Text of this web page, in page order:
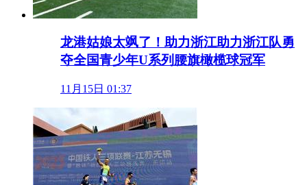
龙港姑娘太飒了！助力浙江助力浙江队勇
夺全国青少年U系列腰旗橄榄球冠军
11月15日 01:37